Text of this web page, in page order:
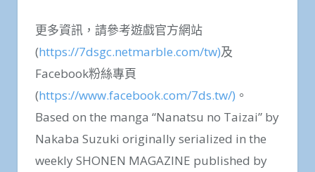
更多資訊，請參考遊戲官方網站
(https://7dsgc.netmarble.com/tw)及
Facebook粉絲專頁
(https://www.facebook.com/7ds.tw/) 。
Based on the manga “Nanatsu no Taizai” by
Nakaba Suzuki originally serialized in the
weekly SHONEN MAGAZINE published by